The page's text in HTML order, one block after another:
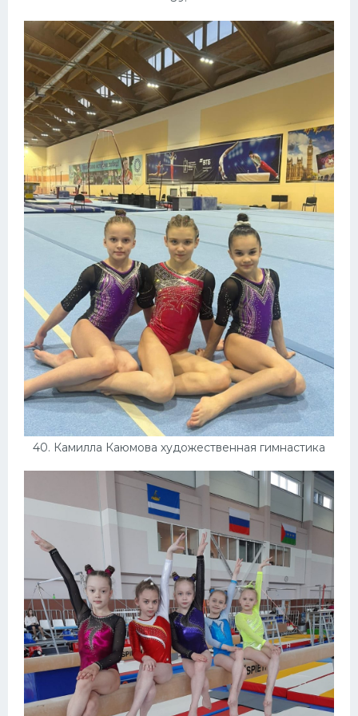
40. Камилла Каюмова художественная гимнастика